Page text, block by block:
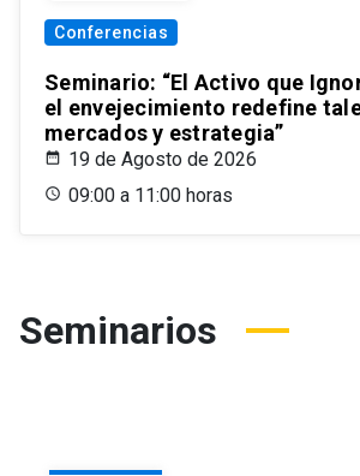
Conferencias
Seminario: “El Activo que
el envejecimiento redefine
mercados y estrategia”
19 de Agosto de 2026
09:00 a 11:00 horas
Seminarios